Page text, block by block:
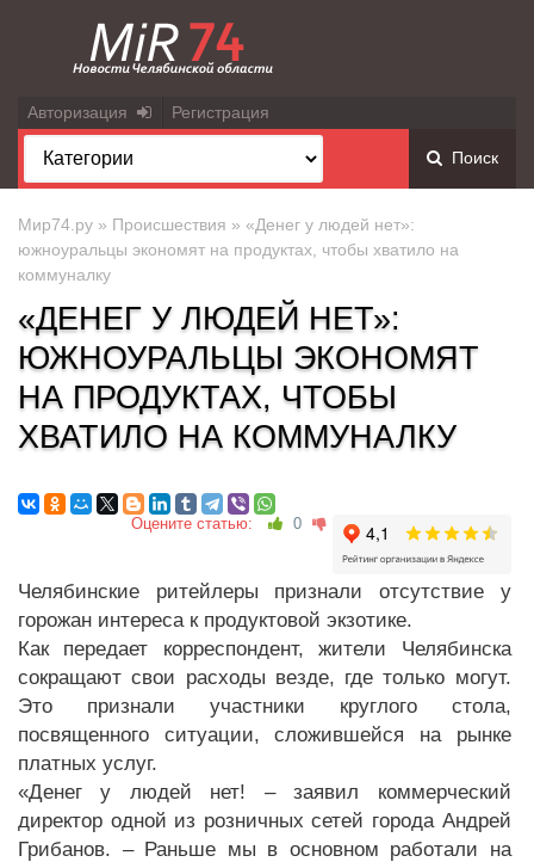
Авторизация Регистрация
Поиск
Мир74.ру » Происшествия » «Денег у людей нет»:
южноуральцы экономят на продуктах, чтобы хватило на
коммуналку
«ДЕНЕГ У ЛЮДЕЙ НЕТ»:
ЮЖНОУРАЛЬЦЫ ЭКОНОМЯТ
НА ПРОДУКТАХ, ЧТОБЫ
ХВАТИЛО НА КОММУНАЛКУ
Оцените статью: 0
Челябинские ритейлеры признали отсутствие у
горожан интереса к продуктовой экзотике.
Как передает корреспондент, жители Челябинска
сокращают свои расходы везде, где только могут.
Это признали участники круглого стола,
посвященного ситуации, сложившейся на рынке
платных услуг.
«Денег у людей нет! – заявил коммерческий
директор одной из розничных сетей города Андрей
Грибанов. – Раньше мы в основном работали на